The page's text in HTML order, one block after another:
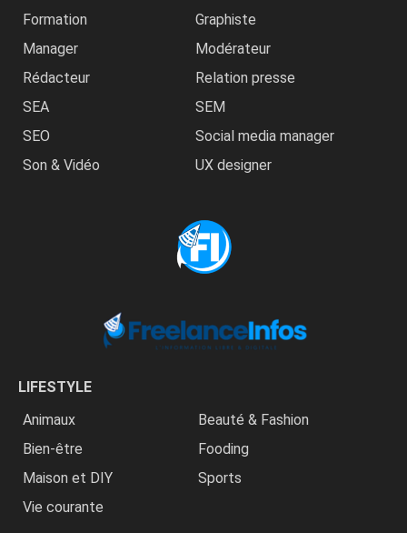
Formation
Graphiste
Manager
Modérateur
Rédacteur
Relation presse
SEA
SEM
SEO
Social media manager
Son & Vidéo
UX designer
LIFESTYLE
Animaux
Beauté & Fashion
Bien-être
Fooding
Maison et DIY
Sports
Vie courante